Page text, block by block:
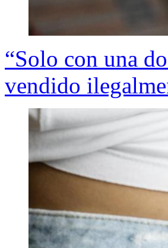
“Solo con una
vendido